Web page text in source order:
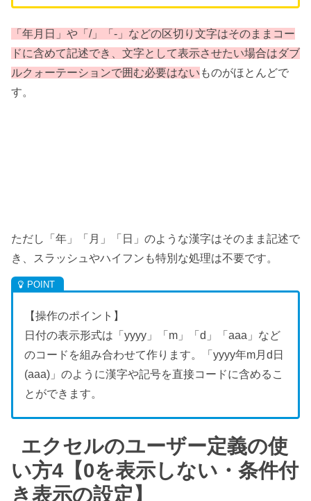
「年月日」や「/」「-」などの区切り文字はそのままコー
ドに含めて記述でき、文字として表示させたい場合はダブ
ルクォーテーションで囲む必要はない ものがほとんどで
す。
ただし「年」「月」「日」のような漢字はそのまま記述で
き、スラッシュやハイフンも特別な処理は不要です。
【操作のポイント】
日付の表示形式は「yyyy」「m」「d」「aaa」など
のコードを組み合わせて作ります。「yyyy年m月d日
(aaa)」のように漢字や記号を直接コードに含めるこ
とができます。
エクセルのユーザー定義の使
い方4【0を表示しない・条件付
き表示の設定】